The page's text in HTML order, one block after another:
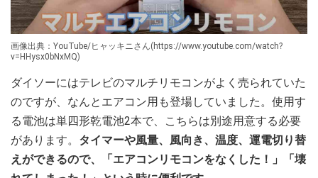
画像出典：YouTube/ヒャッキニさん(https://www.youtube.com/watch?
v=HHysx0bNxMQ)
ダイソーにはテレビのマルチリモコンがよく売られていた
のですが、なんとエアコン用も登場していました。使用す
る電池は単四形乾電池2本で、こちらは別途用意する必要
があります。 タイマーや風量、風向き、温度、運電切り替
えができるので、「エアコンリモコンをなくした！」「壊